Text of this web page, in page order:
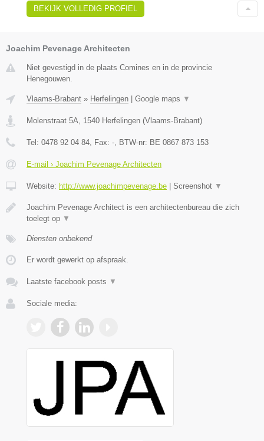
BEKIJK VOLLEDIG PROFIEL
Joachim Pevenage Architecten
Niet gevestigd in de plaats Comines en in de provincie
Henegouwen.
Vlaams-Brabant » Herfelingen Google maps ▼
Molenstraat 5A 1540 Herfelingen (Vlaams-Brabant)
Tel: 0478 92 04 84 , Fax: - , BTW-nr: BE 0867 873 153
E-mail › Joachim Pevenage Architecten
Website: http://www.joachimpevenage.be Screenshot ▼
Joachim Pevenage Architect is een architectenbureau die zich
toelegt op ▼
Diensten onbekend
Er wordt gewerkt op afspraak.
Laatste facebook posts ▼
Sociale media: